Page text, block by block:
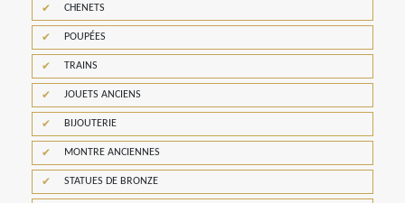
CHENETS
POUPÉES
TRAINS
JOUETS ANCIENS
BIJOUTERIE
MONTRE ANCIENNES
STATUES DE BRONZE